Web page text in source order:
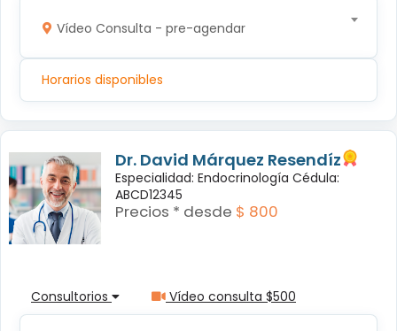
Vídeo Consulta - pre-agendar
Horarios disponibles
Dr. David Márquez Resendíz
Especialidad: Endocrinología Cédula:
ABCD12345
Precios * desde $ 800
Consultorios Vídeo consulta $500